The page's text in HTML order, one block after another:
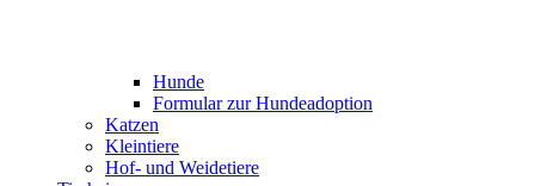
Hunde
Formular zur Hundeadoption
Katzen
Kleintiere
Hof- und Weidetiere